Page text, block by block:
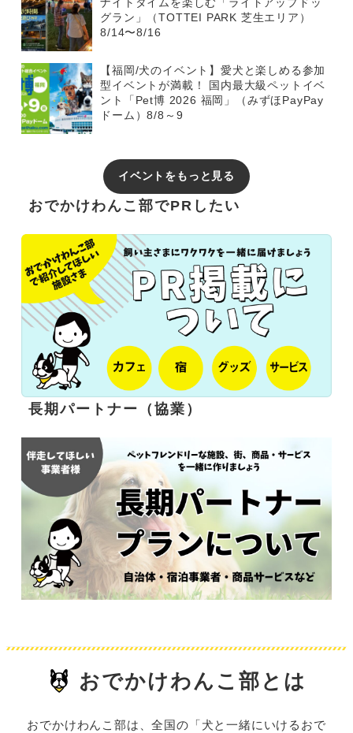
グラン」（TOTTEI PARK 芝生エリア）
8/14〜8/16
【福岡/犬のイベント】愛犬と楽しめる参加
型イベントが満載！ 国内最大級ペットイベ
ント「Pet博 2026 福岡」（みずほPayPay
ドーム）8/8～9
イベントをもっと見る
おでかけわんこ部でPRしたい
長期パートナー（協業）
おでかけわんこ部とは
おでかけわんこ部は、全国の「犬と一緒にいけるおで